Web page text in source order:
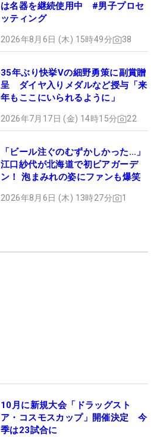
は名器を継続使用中 #男子プロセ
ッティング
2026年8月6日 (木) 15時49分 38
35年ぶり快挙Vの細野勇策に副賞贈
呈 ダイヤ入りメダルなど授与「来
年もここにいられるように」
2026年7月17日 (金) 14時15分 22
「ビール注ぐのむずかしかった…」
江口紗代が北海道で初ビアガーデ
ン！ 泡まみれの姿にファンも爆笑
2026年8月6日 (木) 13時27分 1
10月に新規大会「ドラッグスト
ア・コスモスカップ」開催決定 今
季は23試合に